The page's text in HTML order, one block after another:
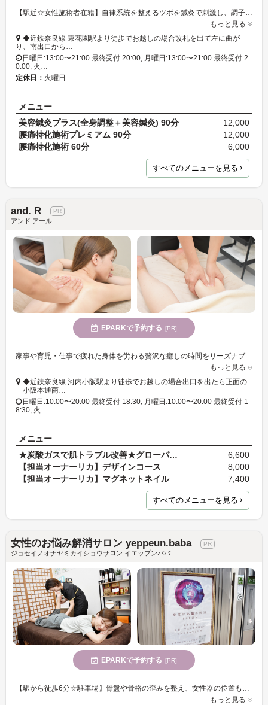
【駅近☆女性施術者在籍】自律系統を整えるツボを鍼灸で刺激し、調子を整える「自律神経調整鍼灸ケア」が人気!初回5,000円〜☆刺さない鍼も有☆
もっと見る
◆近鉄奈良線 東花園駅より徒歩でお越しの場合改札を出て左に曲が
り、南出口から…
日曜日:13:00〜21:00 最終受付 20:00, 月曜日:13:00〜21:00 最終受付 2
0:00, 火…
定休日： 火曜日
メニュー
美容鍼灸プラス(全身調整＋美容鍼灸) 90分
12,000
腰痛特化施術プレミアム 90分
12,000
腰痛特化施術 60分
6,000
すべてのメニューを見る
and. R
アンド アール
EPARKで予約する [PR]
家事や育児・仕事で疲れた身体を労わる贅沢な癒しの時間をリーズナブルに体験◎ 優しくもじっくりと深い圧で身体の疲れもしっかりケアします。
もっと見る
◆近鉄奈良線 河内小阪駅より徒歩でお越しの場合出口を出たら正面の
「小阪本通商…
日曜日:10:00〜20:00 最終受付 18:30, 月曜日:10:00〜20:00 最終受付 1
8:30, 火…
メニュー
★炭酸ガスで肌トラブル改善★グローパックエステ（ヘ…
6,600
【担当オーナーリカ】デザインコース
8,000
【担当オーナーリカ】マグネットネイル
7,400
すべてのメニューを見る
女性のお悩み解消サロン yeppeun.baba
ジョセイノオナヤミカイショウサロン イエップンババ
EPARKで予約する [PR]
【駅から徒歩6分☆駐車場】骨盤や骨格の歪みを整え、女性器の位置も正していける「フェムケア調整 30分」が初回4,000円☆不快な日が多い女性の体を快適に♪
もっと見る